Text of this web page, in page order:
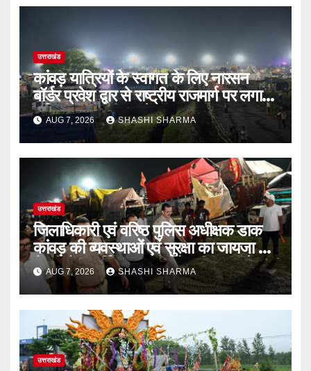
उत्तराखंड
कांवड़ यात्रियों के स्वागत के लिए नारसन
बॉर्डर प्रवेश द्वार से राष्ट्रीय राजमार्ग पर लगाई
गई रंगीन एलईडी लाइटें
AUG 7, 2026 SHASHI SHARMA
उत्तराखंड
जिलाधिकारी एवं वरिष्ठ पुलिस अधीक्षक डाक
कांवड़ की व्यवस्थाओं एवं सुरक्षा का जायजा लेने
बैरागी कैंप पार्किंग स्थल जीरो ग्राउंड पर देर
रात्रि पहुंचे
AUG 7, 2026 SHASHI SHARMA
उत्तराखंड